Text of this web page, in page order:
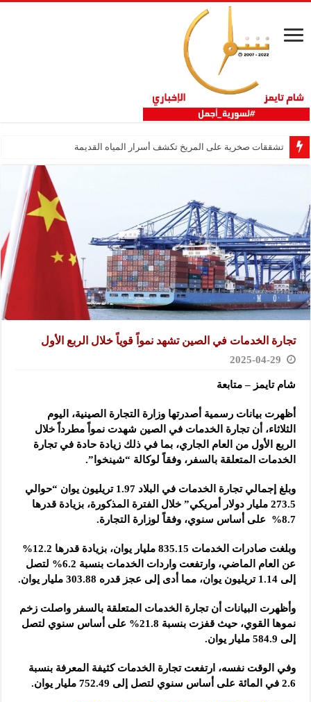
تشققات صخرية على المريخ تكشف أسرار المياه القديمة
تجارة الخدمات في الصين تشهد نمواً قوياً خلال الربع الأول
2025-04-29
شام تايمز – متابعة
أظهرت بيانات رسمية أصدرتها وزارة التجارة الصينية، اليوم
الثلاثاء، أن تجارة الخدمات في الصين شهدت نمواً مطرداً خلال
الربع الأول من العام الجاري، بما في ذلك زيادة حادة في تجارة
الخدمات المتعلقة بالسفر، وفقاً لوكالة “شينخوا”.
وبلغ إجمالي تجارة الخدمات في البلاد 1.97 تريليون يوان “حوالي
273.5 مليار دولار أمريكي” خلال الفترة المذكورة، بزيادة قدرها
8.7% على أساس سنوي، وفقاً لوزارة التجارة.
وبلغت صادرات الخدمات 835.15 مليار يوان، بزيادة قدرها 12.2%
عن العام الماضي، وارتفعت واردات الخدمات بنسبة 6.2% لتصل
إلى 1.14 تريليون يوان، مما أدى إلى عجز قدره 303.88 مليار يوان.
وأظهرت البيانات أن تجارة الخدمات المتعلقة بالسفر واصلت زخم
نموها القوي، حيث قفزت بنسبة 21.8% على أساس سنوي لتصل
إلى 584.9 مليار يوان.
وفي الوقت نفسه، ارتفعت تجارة الخدمات كثيفة المعرفة بنسبة
2.6 في المائة على أساس سنوي لتصل إلى 752.49 مليار يوان.